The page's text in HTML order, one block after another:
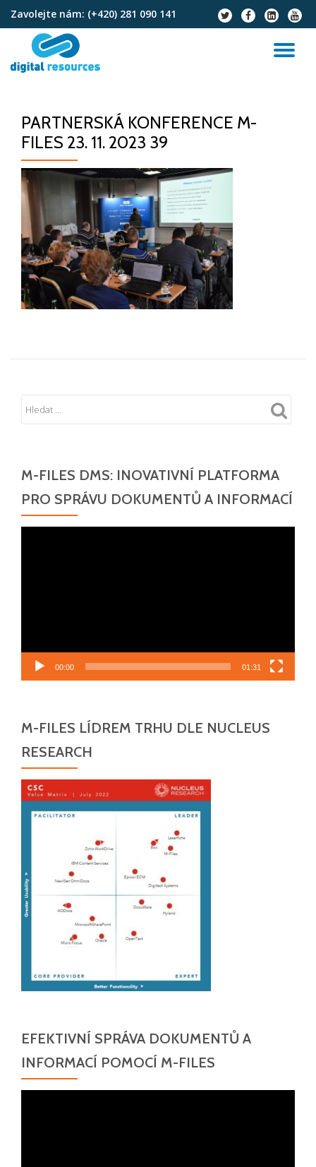
Přeskočit
obsah
Zavolejte nám: (+420) 281 090 141
fa-
twitter
fa-
facebook
fa-
linkedin-
square
fa-
PARTNERSKÁ KONFERENCE M-
FILES 23. 11. 2023 39
M-FILES DMS: INOVATIVNÍ PLATFORMA
PRO SPRÁVU DOKUMENTŮ A INFORMACÍ
00:00 01:31
M-FILES LÍDREM TRHU DLE NUCLEUS
RESEARCH
EFEKTIVNÍ SPRÁVA DOKUMENTŮ A
INFORMACÍ POMOCÍ M-FILES